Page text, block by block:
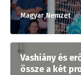
Magyar Nemzet
Vashiány és
össze a két